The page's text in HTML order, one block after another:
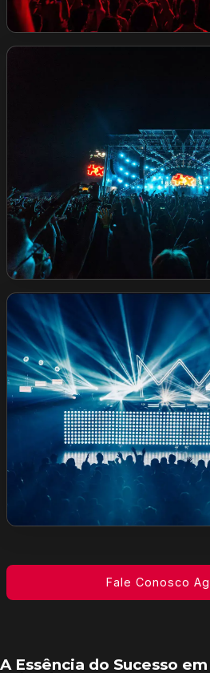
Fale Conosco
A Essência do Sucesso